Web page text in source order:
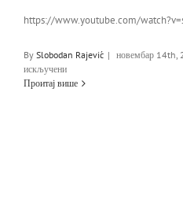
https://www.youtube.com/
By Slobodan Rajević | новембар 14th,
искљученина
РТС
Проитај више